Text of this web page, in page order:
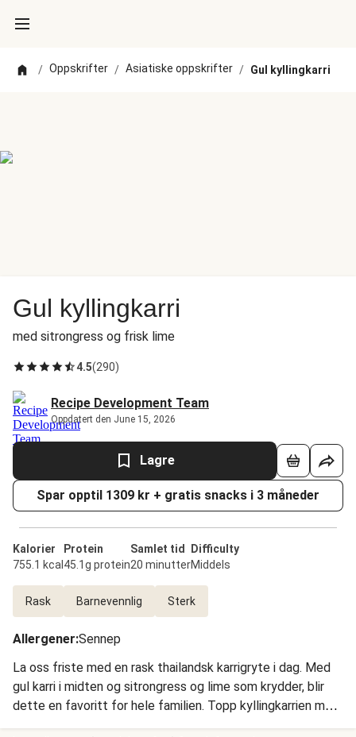
/ Oppskrifter / Asiatiske oppskrifter / Gul kyllingkarri
Gul kyllingkarri
med sitrongress og frisk lime
4.5(290)
Recipe Development Team
Oppdatert den June 15, 2026
Lagre
Spar opptil 1309 kr + gratis snacks i 3 måneder
Kalorier
755.1 kcal
Protein
45.1g protein
Samlet tid
20 minutter
Difficulty
Middels
Rask Barnevennlig Sterk
Allergener:Sennep
La oss friste med en rask thailandsk karrigryte i dag. Med
gul karri i midten og sitrongress og lime som krydder, blir
dette en favoritt for hele familien. Topp kyllingkarrien med
fersk koriander, og du har en fargerik og spennende middag